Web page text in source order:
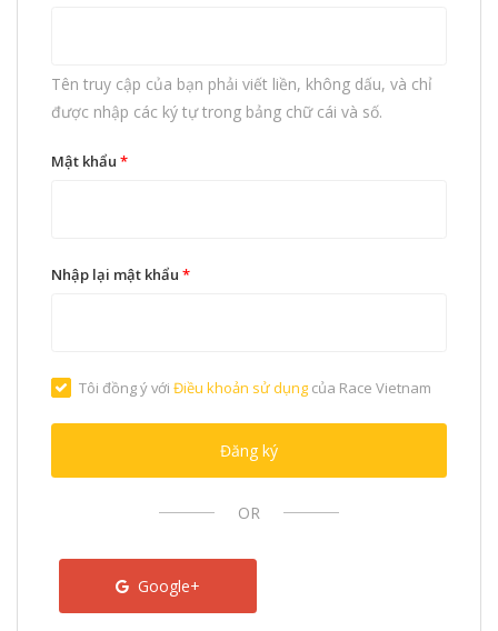
Tên truy cập của bạn phải viết liền, không dấu, và chỉ
được nhập các ký tự trong bảng chữ cái và số.
Mật khẩu *
Nhập lại mật khẩu *
Tôi đồng ý với Điều khoản sử dụngcủa Race Vietnam
Đăng ký
OR
Google+